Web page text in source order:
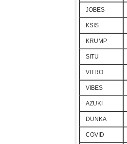
JOBES
KSIS
KRUMP
SITU
VITRO
VIBES
AZUKI
DUNKA
COVID